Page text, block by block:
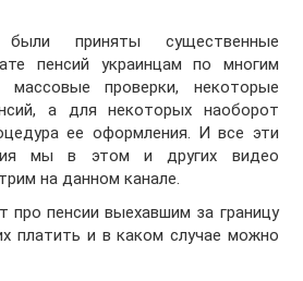
приняты существенные
пенсий украинцам по многим
массовые проверки, некоторые
а для некоторых наоборот
ее оформления. И все эти
мы в этом и других видео
на данном канале.
про пенсии выехавшим за границу
платить и в каком случае можно